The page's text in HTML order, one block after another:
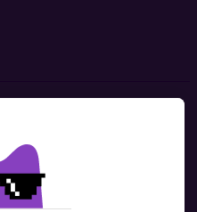
velünk